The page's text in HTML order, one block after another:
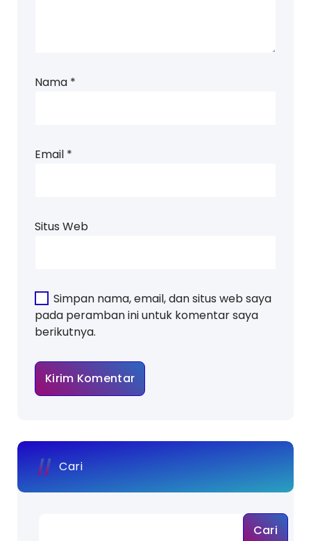
Nama *
Email *
Situs Web
Simpan nama, email, dan situs web saya
pada peramban ini untuk komentar saya
berikutnya.
Cari
Cari